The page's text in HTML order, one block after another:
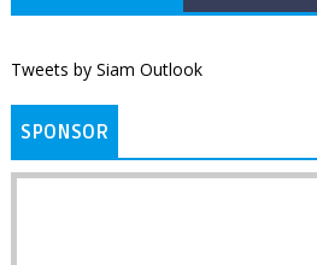
Tweets by Siam Outlook
SPONSOR